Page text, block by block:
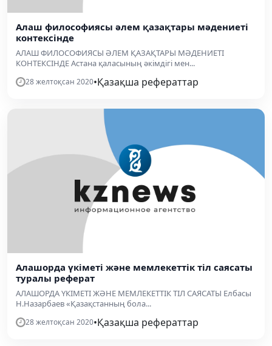
Алаш философиясы әлем қазақтары мәдениеті
контексінде
АЛАШ ФИЛОСОФИЯСЫ ӘЛЕМ ҚАЗАҚТАРЫ МӘДЕНИЕТІ
КОНТЕКСІНДЕ Астана қаласының әкімдігі мен...
28 желтоқсан 2020•Қазақша рефераттар
Алашорда үкіметі және мемлекеттік тіл саясаты
туралы реферат
АЛАШОРДА ҮКІМЕТІ ЖӘНЕ МЕМЛЕКЕТТІК ТІЛ САЯСАТЫ Елбасы
Н.Назарбаев «Қазақстанның бола...
28 желтоқсан 2020•Қазақша рефераттар